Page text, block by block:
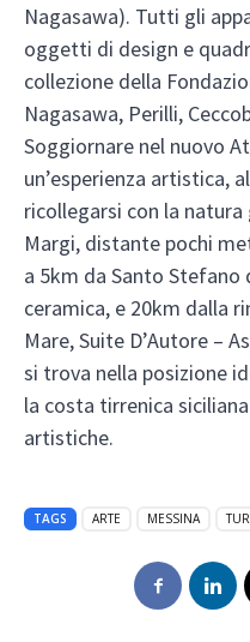
Nagasawa). Tutti gli
oggetti di design e
collezione della
Nagasawa, Perilli,
Soggiornare nel nuovo
un’esperienza artistica,
ricollegarsi con la
Margi, distante pochi
a 5km da Santo Stefano
ceramica, e 20km dalla
Mare, Suite D’Autore –
si trova nella posizione
la costa tirrenica
artistiche.
TAGS ARTE MESSINA